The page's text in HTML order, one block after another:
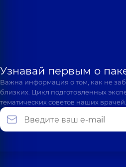
Узнавай первым о
Важна информация о том, как не
близких. Цикл подготовленных
тематических советов наших